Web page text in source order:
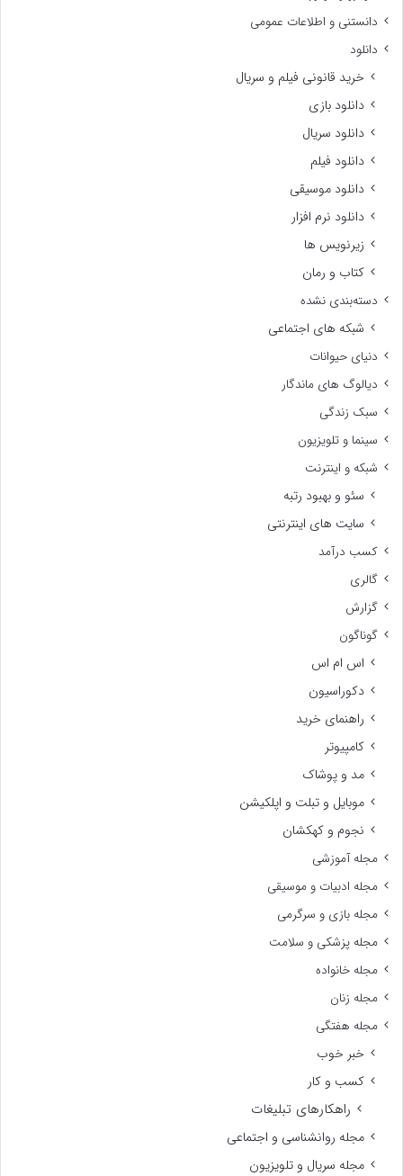
دانستنی و اطلاعات عمومی
دانلود
خرید قانونی فیلم و سریال
دانلود بازی
دانلود سریال
دانلود فیلم
دانلود موسیقی
دانلود نرم افزار
زیرنویس ها
کتاب و رمان
دسته‌بندی نشده
شبکه های اجتماعی
دنیای حیوانات
دیالوگ های ماندگار
سبک زندگی
سینما و تلویزیون
شبکه و اینترنت
سئو و بهبود رتبه
سایت های اینترنتی
کسب درآمد
گالری
گزارش
گوناگون
اس ام اس
دکوراسیون
راهنمای خرید
کامپیوتر
مد و پوشاک
موبایل و تبلت و اپلکیشن
نجوم و کهکشان
مجله آموزشی
مجله ادبیات و موسیقی
مجله بازی و سرگرمی
مجله پزشکی و سلامت
مجله خانواده
مجله زنان
مجله هفتگی
خبر خوب
کسب و کار
راهکارهای تبلیغات
مجله روانشناسی و اجتماعی
مجله سریال و تلویزیون